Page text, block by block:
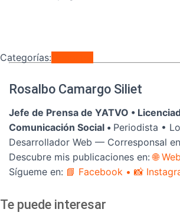
Categorías:
Rosalbo Camargo Siliet
Jefe de Prensa de YATVO •
Comunicación Social • Periodista •
Desarrollador Web — Corresponsal
Descubre mis publicaciones en:🌐
Sígueme en: 📘 Facebook • 📸
Te puede interesar